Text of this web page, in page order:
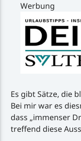
Werbung
Es gibt Sätze, die
Bei mir war es
dass „immenser
treffend diese